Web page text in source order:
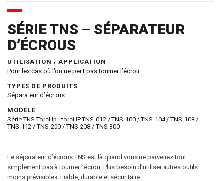
SÉRIE TNS – SÉPARATEUR
D’ÉCROUS
UTILISATION / APPLICATION
Pour les cas où l'on ne peut pas tourner l’écrou
TYPES DE PRODUITS
Séparateur d’écrous
MODÈLE
Série TNS TorcUp : torcUP TNS-012 / TNS-100 / TNS-104 / TNS-108 /
TNS-112 / TNS-200 / TNS-208 / TNS-300
Le séparateur d’écrous TNS est là quand vous ne parvenez tout
simplement pas à tourner l’écrou. Plus besoin d’utiliser autres outils
moins prévisibles. Fiable, durable et sécuritaire.